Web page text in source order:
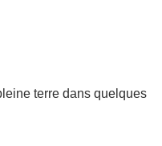
terre dans quelques